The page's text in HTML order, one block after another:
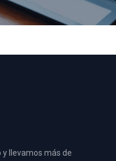
llevamos más de